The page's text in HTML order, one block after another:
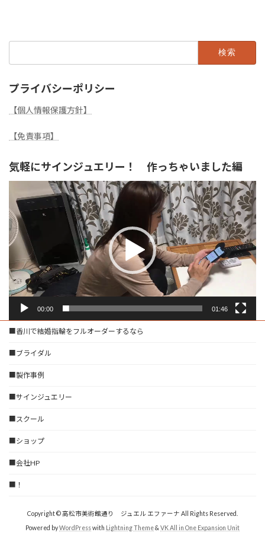
プライバシーポリシー
【個人情報保護方針】
【免責事項】
気軽にサインジュエリー！ 作っちゃいました編
画
プ
レ
ー
ヤ
00:00 01:46
■香川で結婚指輪をフルオーダーするなら
■ブライダル
■製作事例
■サインジュエリー
■スクール
■ショップ
■会社HP
■！
Copyright © 高松市美術館通り ジュエル エファーナ All Rights Reserved.
Powered byWordPresswith Lightning Theme& VK All in One Expansion Unit